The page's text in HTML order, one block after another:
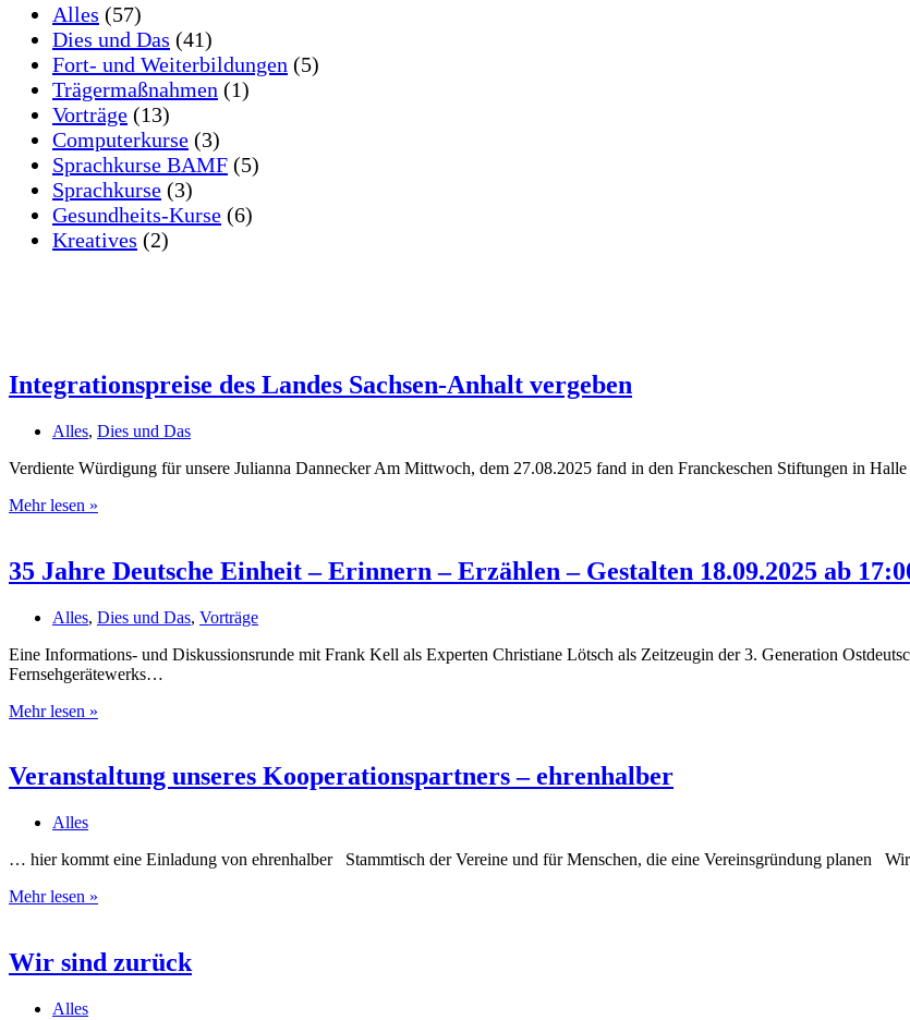
Alles (57)
Dies und Das (41)
Fort- und Weiterbildungen (5)
Trägermaßnahmen (1)
Vorträge (13)
Computerkurse (3)
Sprachkurse BAMF (5)
Sprachkurse (3)
Gesundheits-Kurse (6)
Kreatives (2)
Integrationspreise des Landes Sachsen-Anhalt vergeben
Alles, Dies und Das
Verdiente Würdigung für unsere Julianna Dannecker Am Mittwoch, dem 27.08.2025 fand in den Franckeschen Stiftungen in
Mehr lesen »
Sachsen-
Anhalt
35 Jahre Deutsche Einheit – Erinnern – Erzählen – Gestalten 18.09.2025 ab
Alles, Dies und Das, Vorträge
Eine Informations- und Diskussionsrunde mit Frank Kell als Experten Christiane Lötsch als Zeitzeugin der 3. Generation
Fernsehgerätewerks…
Mehr lesen »
Einheit
–
–
18.09.2025
Uhr
Veranstaltung unseres Kooperationspartners – ehrenhalber
Alles
… hier kommt eine Einladung von ehrenhalber Stammtisch der Vereine und für Menschen, die eine Vereinsgründung planen
Mehr lesen »
–
ehrenhalber
Wir sind zurück
Alles